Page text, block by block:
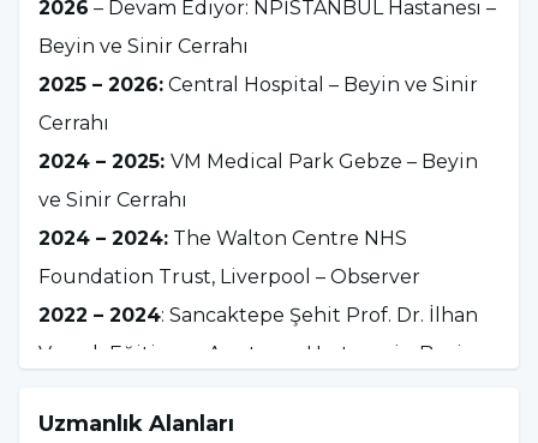
olarak görev yapmaktadır.
2026 – Devam Ediyor: NPİSTANBUL Hastanesi –
Beyin ve Sinir Cerrahı
2025 – 2026: Central Hospital – Beyin ve Sinir
Cerrahı
2024 – 2025: VM Medical Park Gebze – Beyin
ve Sinir Cerrahı
2024 – 2024: The Walton Centre NHS
Foundation Trust, Liverpool – Observer
2022 – 2024: Sancaktepe Şehit Prof. Dr. İlhan
Varank Eğitim ve Araştırma Hastanesi – Beyin
2021 – 2022:Mardin Eğitim ve Araştırma
Uzmanlık Alanları